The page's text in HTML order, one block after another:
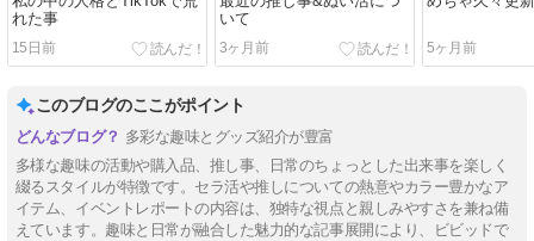
れた事
15日前
いて
3ヶ月前
5ヶ月前
このブログのここがポイント
多彩な趣味とグッズ紹介が豊富
多様な趣味の活動や購入品、推し事、日常のちょっとした出来事を楽しく
綴るスタイルが特徴です。セラ活や推しについての熱意やカラー豊かなア
イテム、イベントレポートの内容は、独特な視点と親しみやすさを兼ね備
えています。趣味と日常が融合した魅力的な記事展開により、ビビッドで